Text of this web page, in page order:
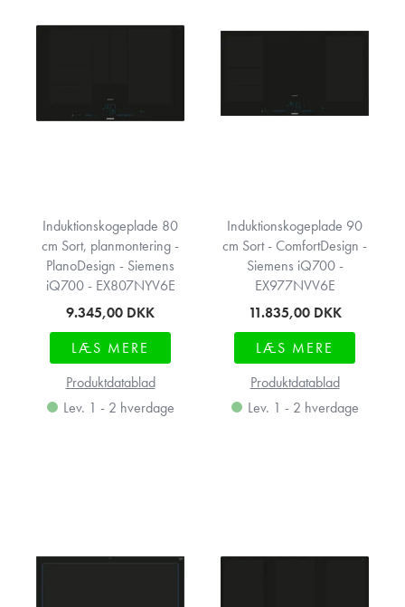
Induktionskogeplade 80
cm Sort, planmontering -
PlanoDesign - Siemens
iQ700 - EX807NYV6E
9.345,00 DKK
LÆS MERE
Produktdatablad
Lev. 1 - 2 hverdage
Induktionskogeplade 90
cm Sort - ComfortDesign -
Siemens iQ700 -
EX977NVV6E
11.835,00 DKK
LÆS MERE
Produktdatablad
Lev. 1 - 2 hverdage